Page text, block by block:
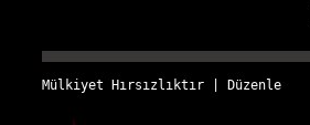
Mülkiyet Hırsızlıktır Düzenle